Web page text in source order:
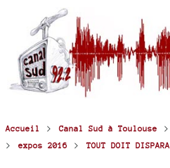
Accueil > Canal Sud à Toulouse >
> expos 2016 > TOUT DOIT